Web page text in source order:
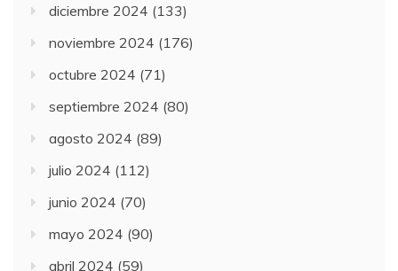
diciembre 2024 (133)
noviembre 2024 (176)
octubre 2024 (71)
septiembre 2024 (80)
agosto 2024 (89)
julio 2024 (112)
junio 2024 (70)
mayo 2024 (90)
abril 2024 (59)